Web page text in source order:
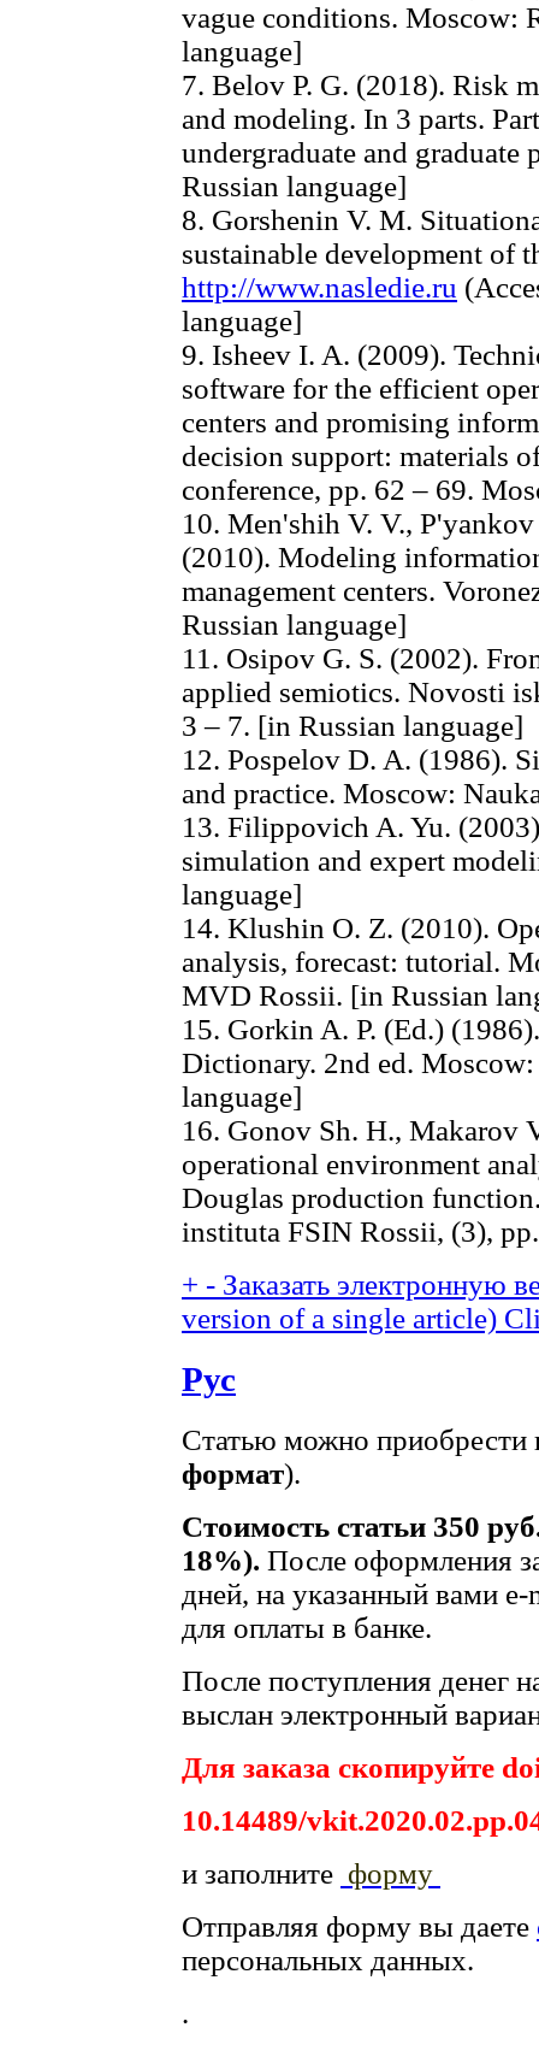
vague conditions. Moscow:
language]
7. Belov P. G. (2018). Risk
and modeling. In 3 parts.
undergraduate and
Russian language]
8. Gorshenin V. M.
sustainable development of
http://www.nasledie.ru
language]
9. Isheev I. A. (2009).
software for the efficient
centers and promising
decision support: materials
conference, pp. 62 – 69.
10. Men'shih V. V.,
(2010). Modeling
management centers.
Russian language]
11. Osipov G. S. (2002).
applied semiotics. Novosti
3 – 7. [in Russian language]
12. Pospelov D. A. (1986).
and practice. Moscow:
13. Filippovich A. Yu.
simulation and expert
language]
14. Klushin O. Z. (2010).
analysis, forecast: tutorial.
MVD Rossii. [in Russian
15. Gorkin A. P. (Ed.)
Dictionary. 2nd ed.
language]
16. Gonov Sh. H., Makarov
operational environment
Douglas production
instituta FSIN Rossii, (3),
+ - Заказать электронную
version of a single article)
Рус
Статью можно приобрести
формат).
Стоимость статьи 350
18%). После оформления
дней, на указанный вами
для оплаты в банке.
После поступления денег
выслан электронный
Для заказа скопируйте
10.14489/
и заполните форму
Отправляя форму вы даете
персональных данных.
.